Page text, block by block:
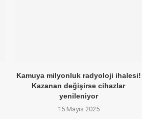
Kamuya milyonluk radyoloji ihalesi!
Kazanan değişirse cihazlar
yenileniyor
15 Mayıs 2025